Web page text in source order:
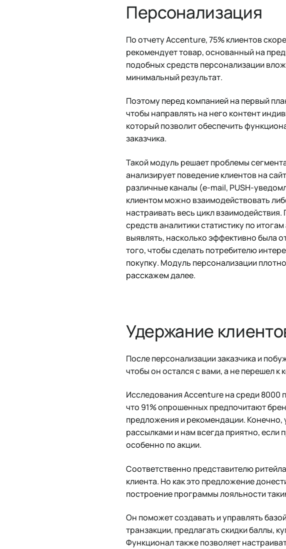
Персонализация
По отчету Accenture, 75% клиентов
рекомендует товар, основанный на
подобных средств персонализации
минимальный результат.
Поэтому перед компанией на первый
чтобы направлять на него контент
который позволит обеспечить
заказчика.
Такой модуль решает проблемы
анализирует поведение клиентов на
различные каналы (e-mail, PUSH-
клиентом можно взаимодействовать
настраивать весь цикл
средств аналитики статистику по
выявлять, насколько эффективно была
того, чтобы сделать потребителю
покупку. Модуль персонализации
расскажем далее.
Удержание
После персонализации заказчика и
чтобы он остался с вами, а не перешел к
Исследования Accenture на среди 8000
что 91% опрошенных предпочитают
предложения и рекомендации. Конечно,
рассылками и нам всегда приятно, если
особенно по акции.
Соответственно представителю
клиента. Но как это предложение
построение программы лояльности
Он поможет создавать и управлять
транзакции, предлагать скидки баллы,
Функционал также позволяет